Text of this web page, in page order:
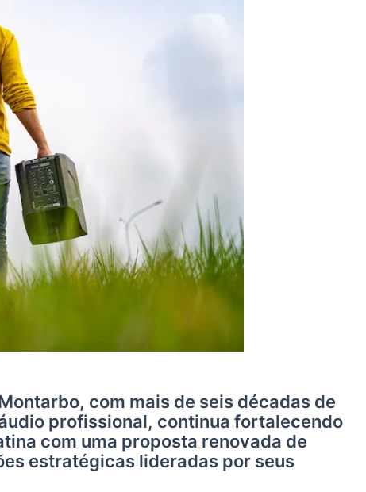
com mais de seis décadas de
profissional, continua fortalecendo
com uma proposta renovada de
estratégicas lideradas por seus